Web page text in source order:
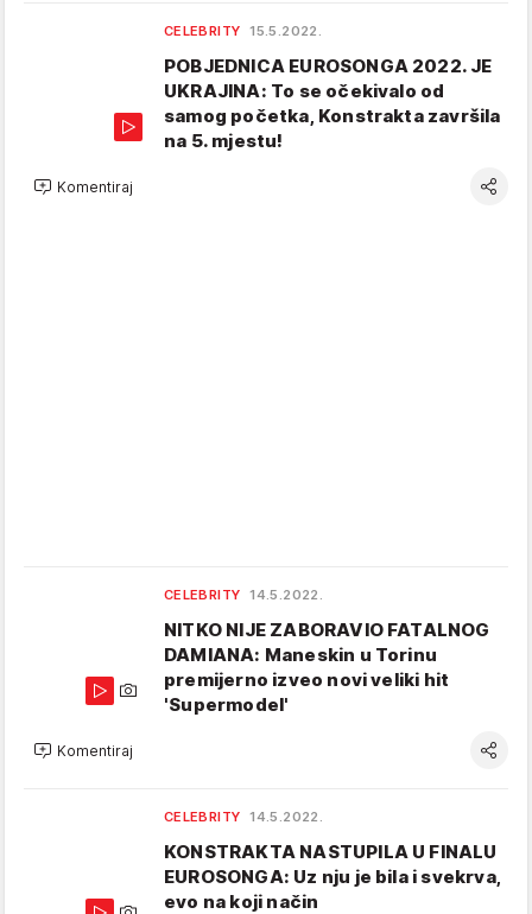
CELEBRITY 15.5.2022.
POBJEDNICA EUROSONGA 2022. JE
UKRAJINA: To se očekivalo od
samog početka, Konstrakta završila
na 5. mjestu!
Komentiraj
CELEBRITY 14.5.2022.
NITKO NIJE ZABORAVIO FATALNOG
DAMIANA: Maneskin u Torinu
premijerno izveo novi veliki hit
'Supermodel'
Komentiraj
CELEBRITY 14.5.2022.
KONSTRAKTA NASTUPILA U FINALU
EUROSONGA: Uz nju je bila i svekrva,
evo na koji način